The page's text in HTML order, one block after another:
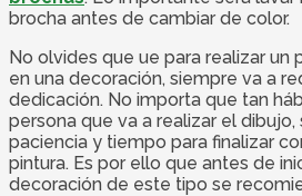
brocha antes de cambiar de color.
No olvides que ue para realizar
en una decoración, siempre va a
dedicación. No importa que tan
persona que va a realizar el dibujo,
paciencia y tiempo para finalizar
pintura. Es por ello que antes de
decoración de este tipo se